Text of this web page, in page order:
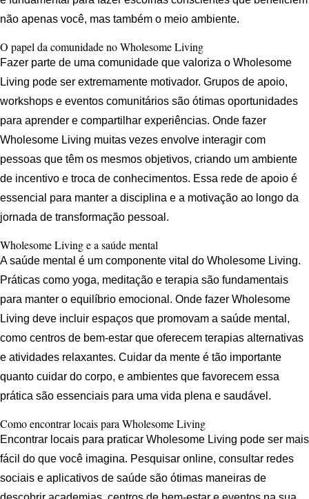
não apenas você, mas também o meio ambiente.
O papel da comunidade no Wholesome Living
Fazer parte de uma comunidade que valoriza o Wholesome
Living pode ser extremamente motivador. Grupos de apoio,
workshops e eventos comunitários são ótimas oportunidades
para aprender e compartilhar experiências. Onde fazer
Wholesome Living muitas vezes envolve interagir com
pessoas que têm os mesmos objetivos, criando um ambiente
de incentivo e troca de conhecimentos. Essa rede de apoio é
essencial para manter a disciplina e a motivação ao longo da
jornada de transformação pessoal.
Wholesome Living e a saúde mental
A saúde mental é um componente vital do Wholesome Living.
Práticas como yoga, meditação e terapia são fundamentais
para manter o equilíbrio emocional. Onde fazer Wholesome
Living deve incluir espaços que promovam a saúde mental,
como centros de bem-estar que oferecem terapias alternativas
e atividades relaxantes. Cuidar da mente é tão importante
quanto cuidar do corpo, e ambientes que favorecem essa
prática são essenciais para uma vida plena e saudável.
Como encontrar locais para Wholesome Living
Encontrar locais para praticar Wholesome Living pode ser mais
fácil do que você imagina. Pesquisar online, consultar redes
sociais e aplicativos de saúde são ótimas maneiras de